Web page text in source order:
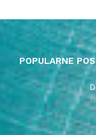
POPULARNE